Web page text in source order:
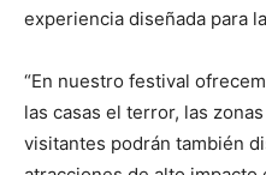
experiencia diseñada para
“En nuestro festival
las casas el terror, las
visitantes podrán también